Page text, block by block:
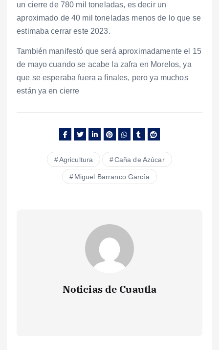
un cierre de 780 mil toneladas, es decir un
aproximado de 40 mil toneladas menos de lo que se
estimaba cerrar este 2023.
También manifestó que será aproximadamente el 15
de mayo cuando se acabe la zafra en Morelos, ya
que se esperaba fuera a finales, pero ya muchos
están ya en cierre
Agricultura Caña de Azúcar
Miguel Barranco García
Noticias de Cuautla